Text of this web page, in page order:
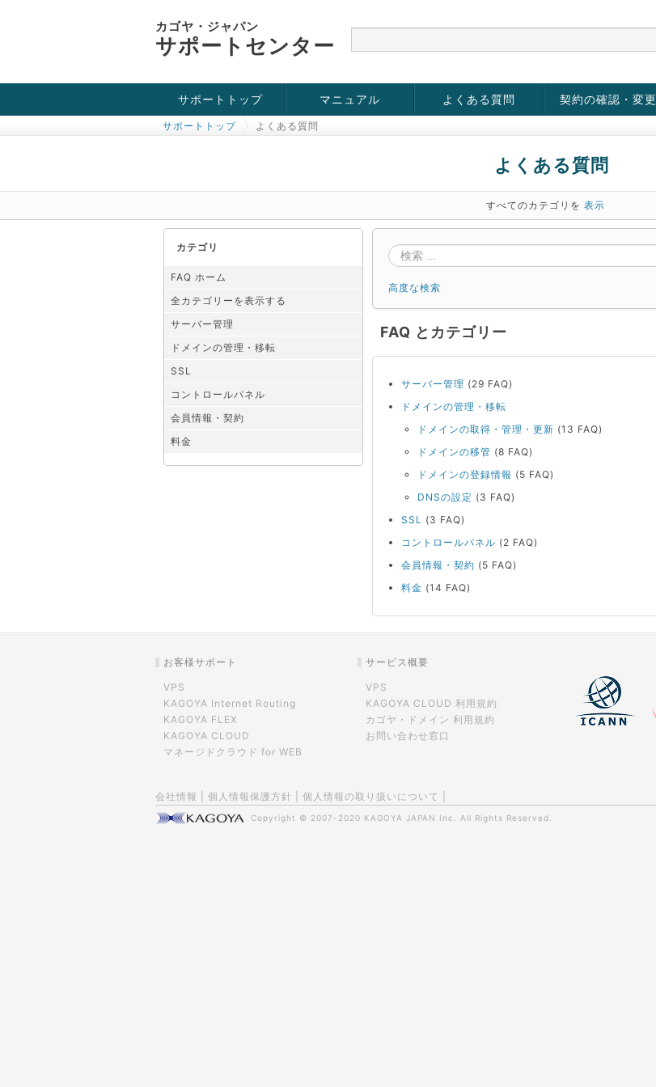
カゴヤ・ジャパン
サポートセンター
サポートトップ
お役立ち情報
チュートリアル
障害・メンテナンス情報
マニュアル よくある質問 契約の確認・変更
サポートトップ よくある質問
よくある質問
すべてのカテゴリを 表示
カテゴリ
FAQ ホーム
全カテゴリーを表示する
サーバー管理
ドメインの管理・移転
SSL
コントロールパネル
会員情報・契約
料金
高度な検索
FAQ とカテゴリー
サーバー管理 (29 FAQ)
ドメインの管理・移転
ドメインの取得・管理・更新 (13 FAQ)
ドメインの移管 (8 FAQ)
ドメインの登録情報 (5 FAQ)
DNSの設定 (3 FAQ)
SSL (3 FAQ)
コントロールパネル (2 FAQ)
会員情報・契約 (5 FAQ)
料金 (14 FAQ)
お客様サポート
VPS
KAGOYA Internet Routing
KAGOYA FLEX
KAGOYA CLOUD
マネージドクラウド for WEB
サービス概要
VPS
KAGOYA CLOUD 利用規約
カゴヤ・ドメイン 利用規約
お問い合わせ窓口
会社情報 個人情報保護方針 個人情報の取り扱いについて
Copyright © 2007-2020 KAGOYA JAPAN Inc. All Rights Reserved.